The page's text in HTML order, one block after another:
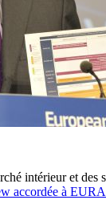
intérieur et
accordée à